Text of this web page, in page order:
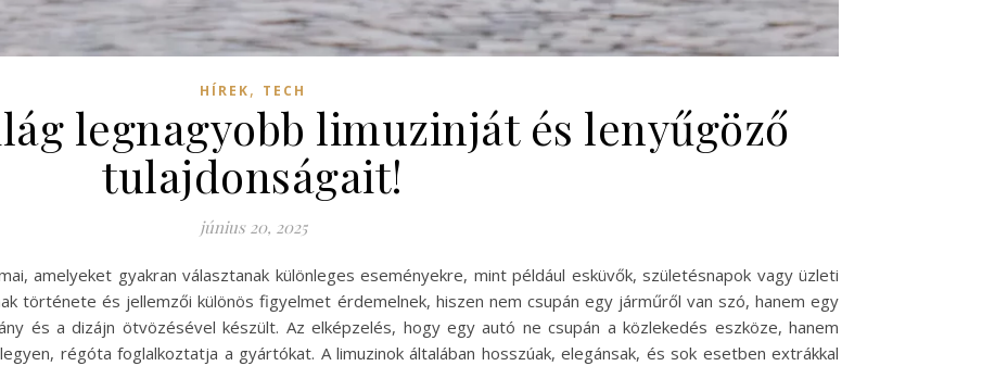
HÍREK, TECH
legnagyobb limuzinját és lenyűgöző
tulajdonságait!
június 20, 2025
amelyeket gyakran választanak különleges eseményekre, mint például esküvők, születésnapok vagy üzleti
története és jellemzői különös figyelmet érdemelnek, hiszen nem csupán egy járműről van szó, hanem egy
és a dizájn ötvözésével készült. Az elképzelés, hogy egy autó ne csupán a közlekedés eszköze, hanem
régóta foglalkoztatja a gyártókat. A limuzinok általában hosszúak, elegánsak, és sok esetben extrákkal